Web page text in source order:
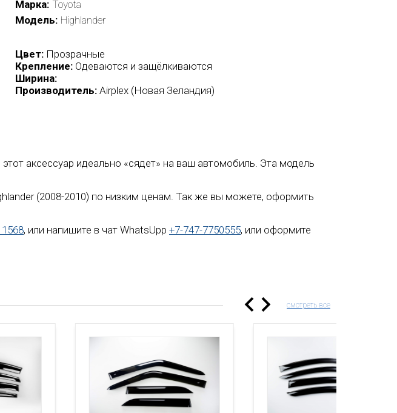
Марка Toyota
Модель Highlander
Цвет: Прозрачные
Крепление: Одеваются и защёлкиваются
Ширина:
Производитель: Airplex (Новая Зеландия)
аксессуар идеально «сядет» на ваш автомобиль. Эта модель
(2008-2010) по низким ценам. Так же вы можете, оформить
, или напишите в чат WhatsUpp +7-747-7750555, или оформите
смотреть все